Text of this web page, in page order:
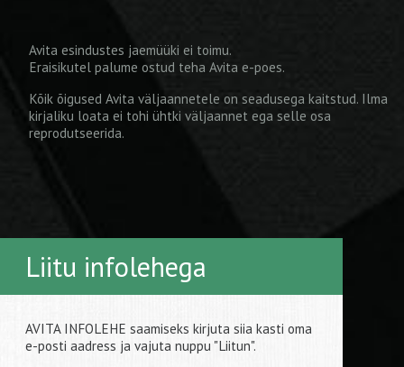
Avita esindustes jaemüüki ei toimu.
Eraisikutel palume ostud teha Avita e-poes.
Kõik õigused Avita väljaannetele on seadusega kaitstud. Ilma
kirjaliku loata ei tohi ühtki väljaannet ega selle osa
reprodutseerida.
Liitu infolehega
AVITA INFOLEHE saamiseks kirjuta siia kasti oma
e-posti aadress ja vajuta nuppu "Liitun".